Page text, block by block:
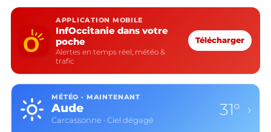
APPLICATION MOBILE
InfOccitanie dans votre
poche
Alertes en temps réel, météo &
trafic
Télécharger
MÉTÉO · MAINTENANT
Aude
Carcassonne · Ciel dégagé
31° ›